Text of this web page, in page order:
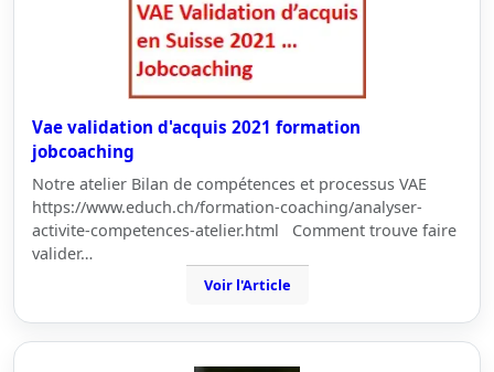
Vae validation d'acquis 2021 formation
jobcoaching
Notre atelier Bilan de compétences et processus VAE
https://www.educh.ch/formation-coaching/analyser-
activite-competences-atelier.html Comment trouve faire
valider…
Voir l'Article